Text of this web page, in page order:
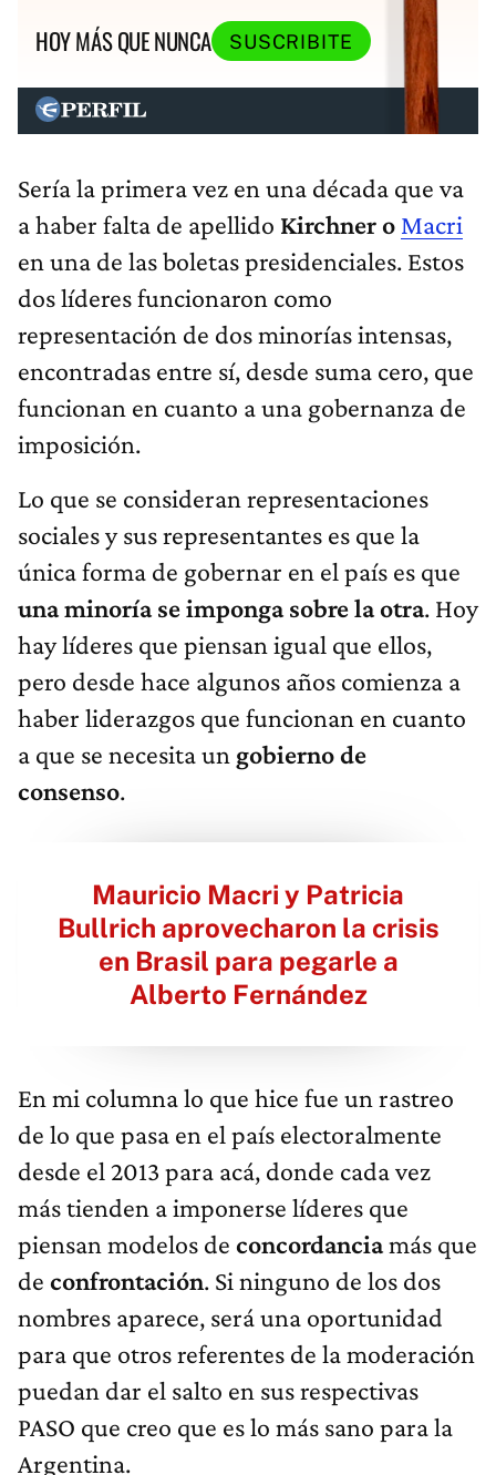
HOY MÁS QUE NUNCA
SUSCRIBITE
Sería la primera vez en una década que va
a haber falta de apellido Kirchner o Macri
en una de las boletas presidenciales. Estos
dos líderes funcionaron como
representación de dos minorías intensas,
encontradas entre sí, desde suma cero, que
funcionan en cuanto a una gobernanza de
imposición.
Lo que se consideran representaciones
sociales y sus representantes es que la
única forma de gobernar en el país es que
una minoría se imponga sobre la otra. Hoy
hay líderes que piensan igual que ellos,
pero desde hace algunos años comienza a
haber liderazgos que funcionan en cuanto
a que se necesita un gobierno de
consenso.
Mauricio Macri y Patricia
Bullrich aprovecharon la crisis
en Brasil para pegarle a
Alberto Fernández
En mi columna lo que hice fue un rastreo
de lo que pasa en el país electoralmente
desde el 2013 para acá, donde cada vez
más tienden a imponerse líderes que
piensan modelos de concordanciamás que
de confrontación. Si ninguno de los dos
nombres aparece, será una oportunidad
para que otros referentes de la moderación
puedan dar el salto en sus respectivas
PASO que creo que es lo más sano para la
Argentina.